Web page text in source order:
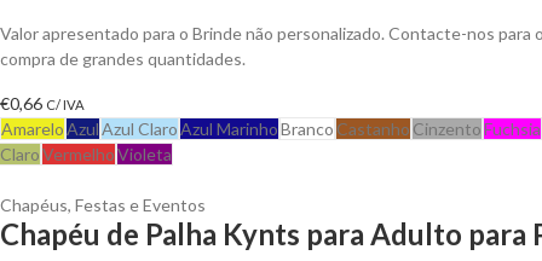
Valor apresentado para o Brinde não personalizado. Contacte-nos para
compra de grandes quantidades.
€0,66 C/ IVA
AmareloAzulAzul ClaroAzul MarinhoBranco Castanho CinzentoFuchsia
ClaroVermelhoVioleta
Chapéus, Festas e Eventos
Chapéu de Palha Kynts para Adulto para